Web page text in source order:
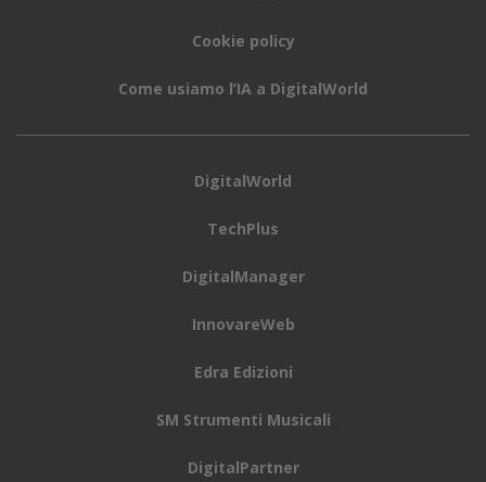
Cookie policy
Come usiamo l’IA a DigitalWorld
DigitalWorld
TechPlus
DigitalManager
InnovareWeb
Edra Edizioni
SM Strumenti Musicali
DigitalPartner